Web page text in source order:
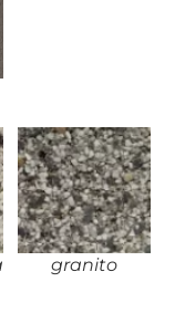
granito